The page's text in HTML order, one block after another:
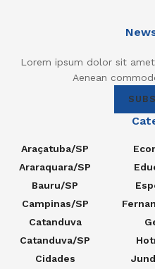
Lorem ipsum dolor sit
Aenean
Araçatuba/SP
Araraquara/SP
Bauru/SP
Campinas/SP
Catanduva
Catanduva/SP
Cidades